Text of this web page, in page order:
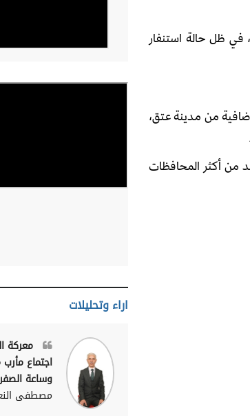
في ظل حالة استنفار
من مدينة عتق،
من أكثر المحافظات
اراء وتحليلات
معركة
اجتماع
وساعة
مصطفى